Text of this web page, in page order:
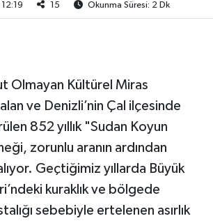
15 Okunma Süresi: 2 Dk
Olmayan Kültürel Miras
ve Denizli’nin Çal ilçesinde
852 yıllık "Sudan Koyun
zorunlu aranın ardından
Geçtiğimiz yıllarda Büyük
kuraklık ve bölgede
sebebiyle ertelenen asırlık